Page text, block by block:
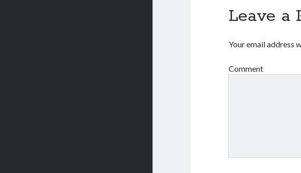
Leave a
Your email address
Comment